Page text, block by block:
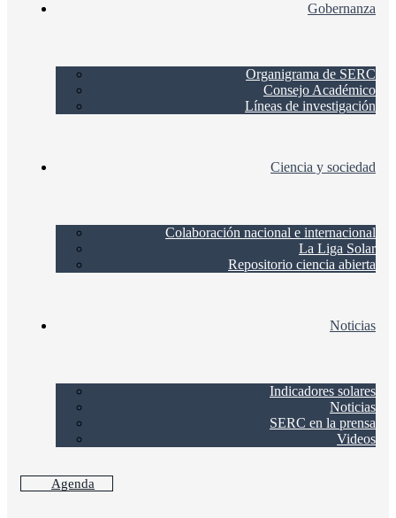
Gobernanza
Organigrama de SERC
Consejo Académico
Líneas de investigación
Ciencia y sociedad
Colaboración nacional e internacional
La Liga Solar
Repositorio ciencia abierta
Noticias
Indicadores solares
Noticias
SERC en la prensa
Videos
Agenda